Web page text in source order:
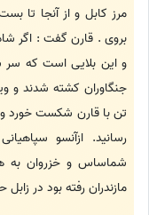
مرز کابل و از آنجا تا
بروی . قارن گفت : اگر
و این بلایی است که سر
جنگاوران کشته شدند و
تن با قارن شکست خورد و
رسانید. ازآنسو
شماساس و خزروان به
مازندران رفته بود در